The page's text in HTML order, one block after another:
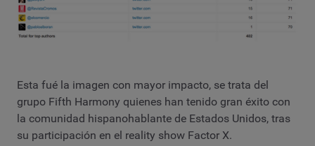
Esta fué la imagen con mayor impacto, se trata del
grupo Fifth Harmony quienes han tenido gran éxito con
la comunidad hispanohablante de Estados Unidos, tras
su participación en el reality show Factor X.